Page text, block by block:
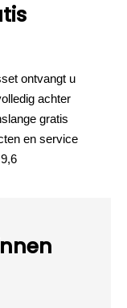
ontvangt u
achter
gratis
en service